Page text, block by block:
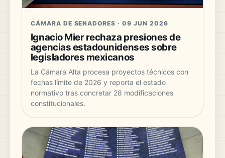
CÁMARA DE SENADORES · 09 JUN 2026
Ignacio Mier rechaza presiones de
agencias estadounidenses sobre
legisladores mexicanos
La Cámara Alta procesa proyectos técnicos con
fechas límite de 2026 y reporta el estado
normativo tras concretar 28 modificaciones
constitucionales.